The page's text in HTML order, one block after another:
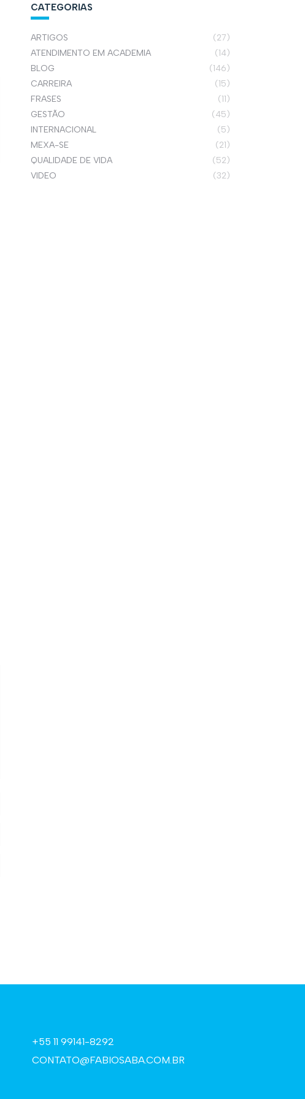
CATEGORIAS
ARTIGOS
(27)
ATENDIMENTO EM ACADEMIA
(14)
BLOG
(146)
CARREIRA
(15)
FRASES
(11)
GESTÃO
(45)
INTERNACIONAL
(5)
MEXA-SE
(21)
QUALIDADE DE VIDA
(52)
VIDEO
(32)
+55 11 99141-8292
CONTATO@FABIOSABA.COM.BR